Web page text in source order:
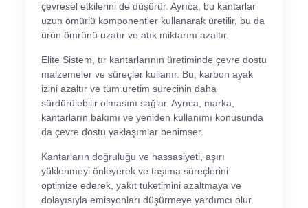
çevresel etkilerini de düşürür. Ayrıca, bu kantarlar
uzun ömürlü komponentler kullanarak üretilir, bu da
ürün ömrünü uzatır ve atık miktarını azaltır.
Elite Sistem, tır kantarlarının üretiminde çevre dostu
malzemeler ve süreçler kullanır. Bu, karbon ayak
izini azaltır ve tüm üretim sürecinin daha
sürdürülebilir olmasını sağlar. Ayrıca, marka,
kantarların bakımı ve yeniden kullanımı konusunda
da çevre dostu yaklaşımlar benimser.
Kantarların doğruluğu ve hassasiyeti, aşırı
yüklenmeyi önleyerek ve taşıma süreçlerini
optimize ederek, yakıt tüketimini azaltmaya ve
dolayısıyla emisyonları düşürmeye yardımcı olur.